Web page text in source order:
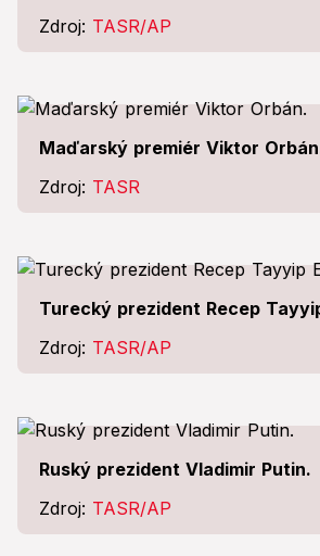
Zdroj: TASR/AP
Maďarský premiér Viktor
Zdroj: TASR
Turecký prezident Recep
Zdroj: TASR/AP
Ruský prezident Vladimir Putin.
Zdroj: TASR/AP